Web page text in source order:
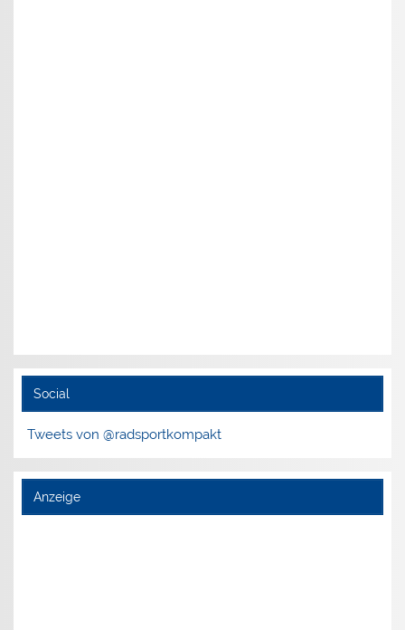
Social
Tweets von @radsportkompakt
Anzeige